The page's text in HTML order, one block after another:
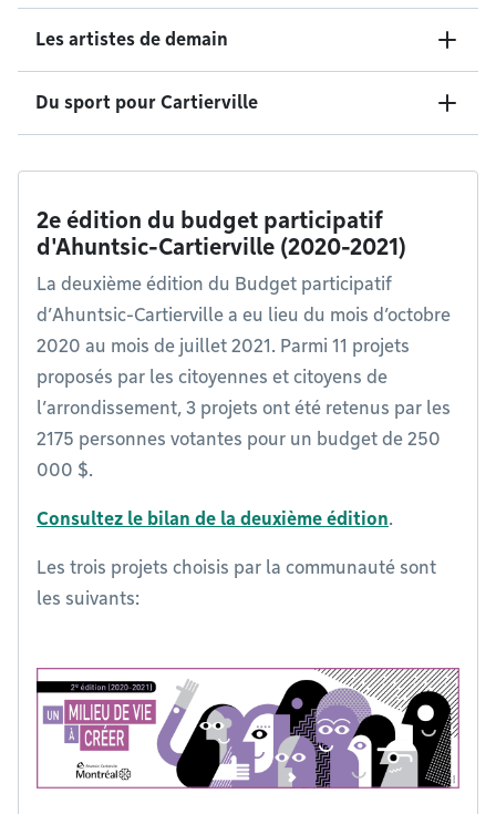
Les artistes de demain
Du sport pour Cartierville
2e édition du budget participatif
d'Ahuntsic-Cartierville (2020-2021)
La deuxième édition du Budget participatif
d’Ahuntsic-Cartierville a eu lieu du mois d’octobre
2020 au mois de juillet 2021. Parmi 11 projets
proposés par les citoyennes et citoyens de
l’arrondissement, 3 projets ont été retenus par les
2175 personnes votantes pour un budget de 250
000 $.
Consultez le bilan de la deuxième édition.
Les trois projets choisis par la communauté sont
les suivants: